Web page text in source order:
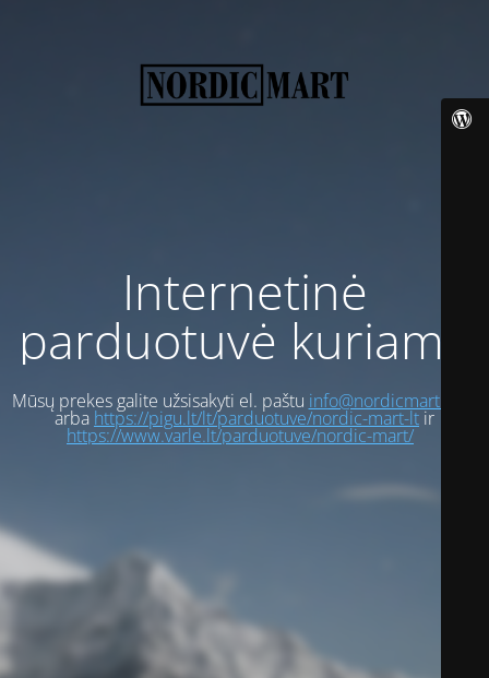
Internetinė
parduotuvė kuriama
Mūsų prekes galite užsisakyti el. paštu info@nordicmart.com
arba https://pigu.lt/lt/parduotuve/nordic-mart-ltir
https://www.varle.lt/parduotuve/nordic-mart/